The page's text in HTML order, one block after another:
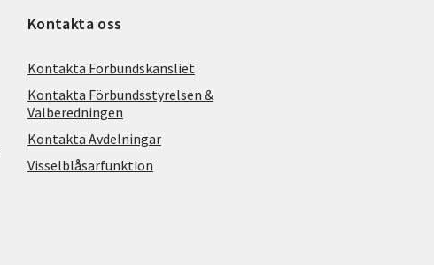
Kontakta oss
Kontakta Förbundskansliet
Kontakta Förbundsstyrelsen &
Valberedningen
Kontakta Avdelningar
Visselblåsarfunktion